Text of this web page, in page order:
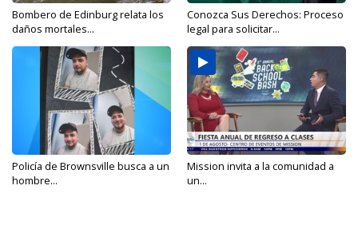
Bombero de Edinburg relata los
daños mortales...
Conozca Sus Derechos: Proceso
legal para solicitar...
Policía de Brownsville busca a un
hombre...
Mission invita a la comunidad a
un...